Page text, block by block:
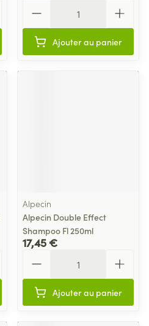
Ajouter au panier
Alpecin
Alpecin Double Effect
Shampoo Fl 250ml
17,45 €
Ajouter au panier